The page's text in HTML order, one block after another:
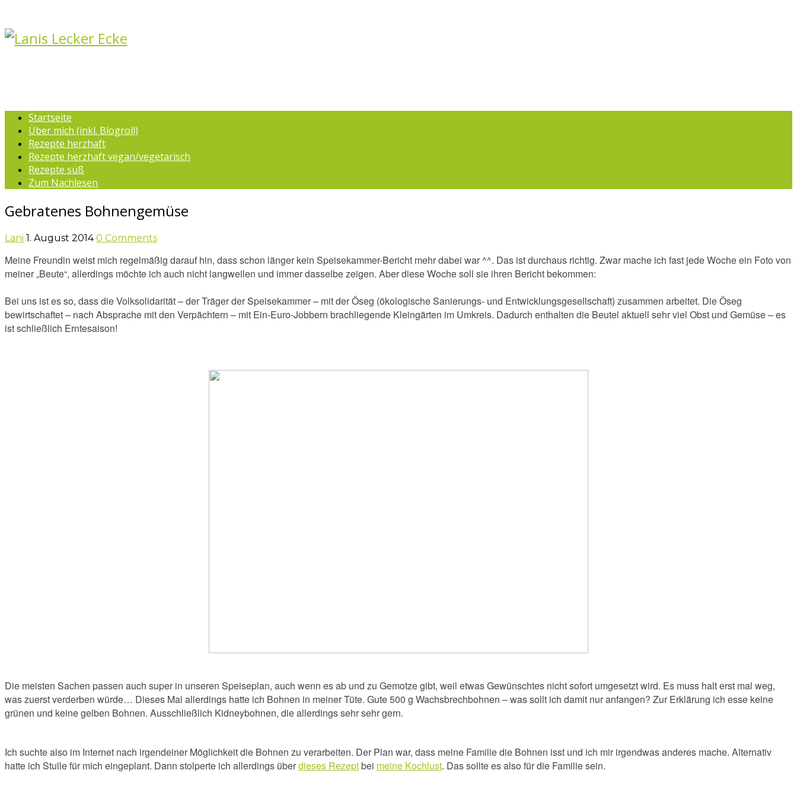
Startseite
Über mich (inkl. Blogroll)
Rezepte herzhaft
Rezepte herzhaft vegan/vegetarisch
Rezepte süß
Zum Nachlesen
Gebratenes Bohnengemüse
Lani 1. August 2014 0 Comments
Meine Freundin weist mich regelmäßig darauf hin, dass schon länger kein Speisekammer-Bericht mehr dabei war ^^. Das ist durchaus richtig. Zwar mache ich fast jede Woche ein Foto von
meiner „Beute“, allerdings möchte ich auch nicht langweilen und immer dasselbe zeigen. Aber diese Woche soll sie ihren Bericht bekommen:
Bei uns ist es so, dass die Volksolidarität – der Träger der Speisekammer – mit der Öseg (ökologische Sanierungs- und Entwicklungsgesellschaft) zusammen arbeitet. Die Öseg
bewirtschaftet – nach Absprache mit den Verpächtern – mit Ein-Euro-Jobbern brachliegende Kleingärten im Umkreis. Dadurch enthalten die Beutel aktuell sehr viel Obst und Gemüse – es
ist schließlich Erntesaison!
Die meisten Sachen passen auch super in unseren Speiseplan, auch wenn es ab und zu Gemotze gibt, weil etwas Gewünschtes nicht sofort umgesetzt wird. Es muss halt erst mal weg,
was zuerst verderben würde… Dieses Mal allerdings hatte ich Bohnen in meiner Tüte. Gute 500 g Wachsbrechbohnen – was sollt ich damit nur anfangen? Zur Erklärung ich esse keine
grünen und keine gelben Bohnen. Ausschließlich Kidneybohnen, die allerdings sehr sehr gern.
Ich suchte also im Internet nach irgendeiner Möglichkeit die Bohnen zu verarbeiten. Der Plan war, dass meine Familie die Bohnen isst und ich mir irgendwas anderes mache. Alternativ
hatte ich Stulle für mich eingeplant. Dann stolperte ich allerdings überdieses Rezeptbei meine Kochlust. Das sollte es also für die Familie sein.